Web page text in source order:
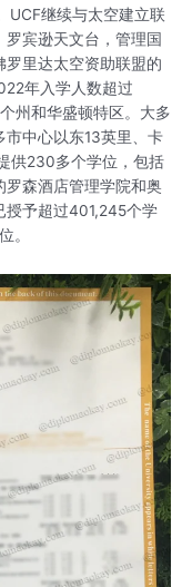
UCF继续与太空建立联
宾逊天文台，管理国
里达太空资助联盟的
年入学人数超过
州和华盛顿特区。大多
中心以东13英里、卡
供230多个学位，包括
罗森酒店管理学院和奥
授予超过401,245个学
。